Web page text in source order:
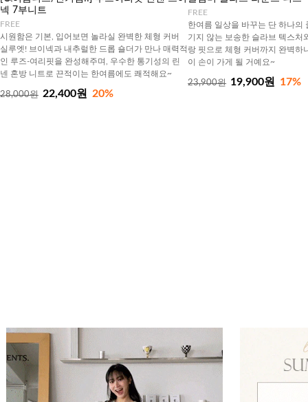
넥 7부니트
FREE
시원함은 기본, 입어보면 놀라실 완벽한 체형 커버
실루엣! 브이넥과 내추럴한 드롭 숄더가 만나 매력적
인 루즈-여리핏을 완성해주며, 우수한 통기성의 린
넨 혼방 니트로 끈적이는 한여름에도 쾌적해요~
28,000원 22,400원 20%
FREE
한여름 일상을 바꾸는 단 하나의
기지 않는 보송한 슬라브 텍스처
랑 핏으로 체형 커버까지 완벽하
이 손이 가게 될 거예요~
23,900원 19,900원 17%